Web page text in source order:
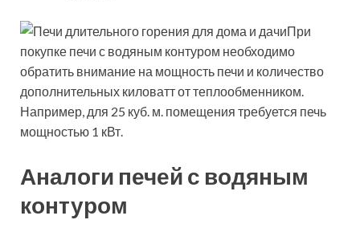
При
покупке печи с водяным контуром необходимо
обратить внимание на мощность печи и количество
дополнительных киловатт от теплообменником.
Например, для 25 куб. м. помещения требуется печь
мощностью 1 кВт.
Аналоги печей с водяным
контуром